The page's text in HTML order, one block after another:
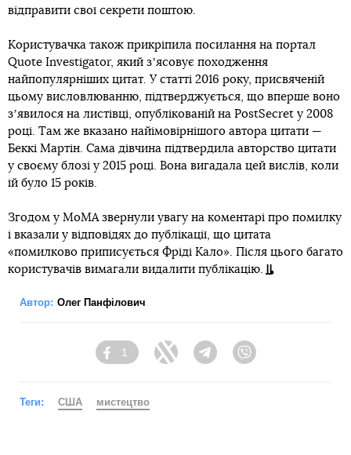
відправити свої секрети поштою.
Користувачка також прикріпила посилання на портал
Quote Investigator, який зʼясовує походження
найпопулярніших цитат. У статті 2016 року, присвяченій
цьому висловлюванню, підтверджується, що вперше воно
зʼявилося на листівці, опублікованій на PostSecret у 2008
році. Там же вказано найімовірнішого автора цитати —
Беккі Мартін. Сама дівчина підтвердила авторство цитати
у своєму блозі у 2015 році. Вона вигадала цей вислів, коли
їй було 15 років.
Згодом у MoMA звернули увагу на коментарі про помилку
і вказали у відповідях до публікації, що цитата
«помилково приписується Фріді Кало». Після цього багато
користувачів вимагали видалити публікацію.
Автор: Олег Панфілович
Facebook
1
Twitter TelegramViber
Теги: США мистецтво